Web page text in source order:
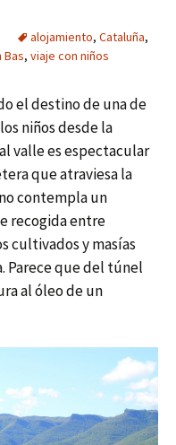
alojamiento, Cataluña,
Bas, viaje con niños
el destino de una de
niños desde la
valle es espectacular
que atraviesa la
contempla un
recogida entre
cultivados y masías
Parece que del túnel
al óleo de un